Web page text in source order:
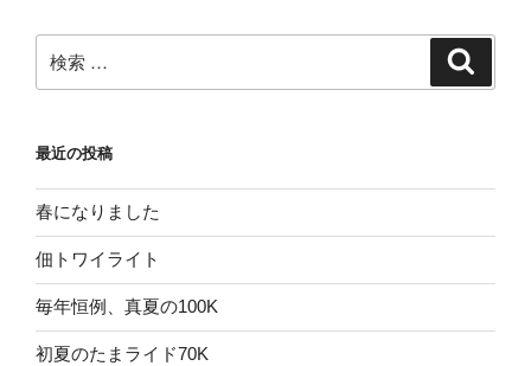
索:
最近の投稿
春になりました
佃トワイライト
毎年恒例、真夏の100K
初夏のたまライド70K